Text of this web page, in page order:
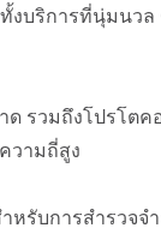
บริการที่นุ่มนวล
รวมถึงโปรโตค
วามถี่สูง
รับการสํารวจจํ